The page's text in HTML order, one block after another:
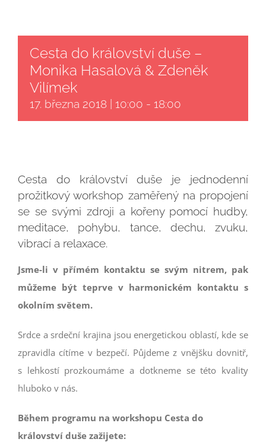
Cesta do království duše –
Monika Hasalová & Zdeněk
Vilímek
17. března 2018 | 10:00 - 18:00
Cesta do království duše je jednodenní
prožitkový workshop zaměřený na propojení
se se svými zdroji a kořeny pomocí hudby,
meditace, pohybu, tance, dechu, zvuku,
vibrací a relaxace.
Jsme-li v přímém kontaktu se svým nitrem, pak
můžeme být teprve v harmonickém kontaktu s
okolním světem.
Srdce a srdeční krajina jsou energetickou oblastí, kde se
zpravidla cítíme v bezpečí. Půjdeme z vnějšku dovnitř,
s lehkostí prozkoumáme a dotkneme se této kvality
hluboko v nás.
Během programu na workshopu Cesta do
království duše zažijete: